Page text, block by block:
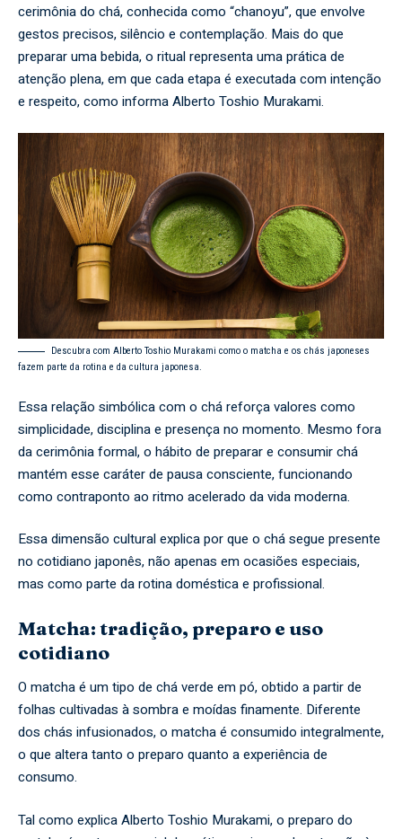
cerimônia do chá, conhecida como “chanoyu”, que envolve
gestos precisos, silêncio e contemplação. Mais do que
preparar uma bebida, o ritual representa uma prática de
atenção plena, em que cada etapa é executada com intenção
e respeito, como informa Alberto Toshio Murakami.
Descubra com Alberto Toshio Murakami como o matcha e os chás japoneses
fazem parte da rotina e da cultura japonesa.
Essa relação simbólica com o chá reforça valores como
simplicidade, disciplina e presença no momento. Mesmo fora
da cerimônia formal, o hábito de preparar e consumir chá
mantém esse caráter de pausa consciente, funcionando
como contraponto ao ritmo acelerado da vida moderna.
Essa dimensão cultural explica por que o chá segue presente
no cotidiano japonês, não apenas em ocasiões especiais,
mas como parte da rotina doméstica e profissional.
Matcha: tradição, preparo e uso
cotidiano
O matcha é um tipo de chá verde em pó, obtido a partir de
folhas cultivadas à sombra e moídas finamente. Diferente
dos chás infusionados, o matcha é consumido integralmente,
o que altera tanto o preparo quanto a experiência de
consumo.
Tal como explica Alberto Toshio Murakami, o preparo do